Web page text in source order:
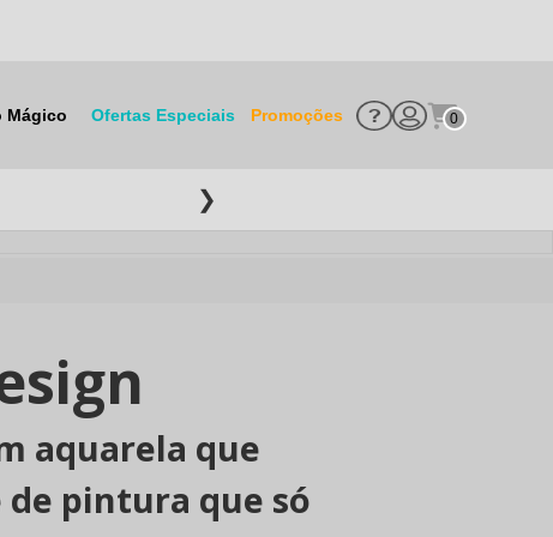
Mágico Ofertas Especiais Promoções 0
❯
aquarela que
pintura que só